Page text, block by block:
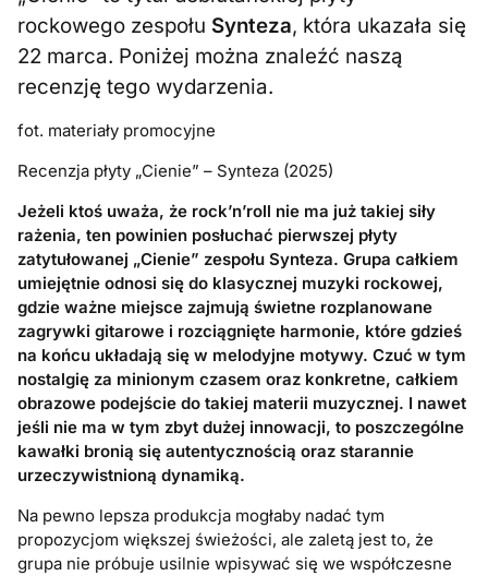
rockowego zespołu Synteza, która ukazała się
22 marca. Poniżej można znaleźć naszą
recenzję tego wydarzenia.
fot. materiały promocyjne
Recenzja płyty „Cienie” – Synteza (2025)
Jeżeli ktoś uważa, że rock’n’roll nie ma już takiej siły
rażenia, ten powinien posłuchać pierwszej płyty
zatytułowanej „Cienie” zespołu Synteza. Grupa całkiem
umiejętnie odnosi się do klasycznej muzyki rockowej,
gdzie ważne miejsce zajmują świetne rozplanowane
zagrywki gitarowe i rozciągnięte harmonie, które gdzieś
na końcu układają się w melodyjne motywy. Czuć w tym
nostalgię za minionym czasem oraz konkretne, całkiem
obrazowe podejście do takiej materii muzycznej. I nawet
jeśli nie ma w tym zbyt dużej innowacji, to poszczególne
kawałki bronią się autentycznością oraz starannie
urzeczywistnioną dynamiką.
Na pewno lepsza produkcja mogłaby nadać tym
propozycjom większej świeżości, ale zaletą jest to, że
grupa nie próbuje usilnie wpisywać się we współczesne